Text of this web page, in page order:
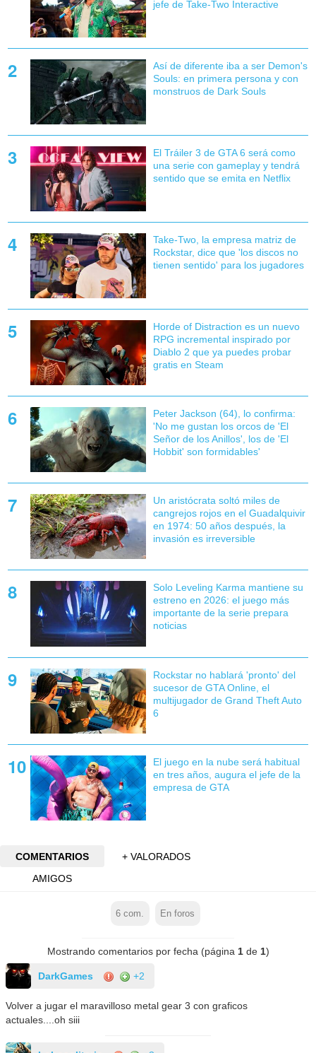
jefe de Take-Two Interactive
Así de diferente iba a ser Demon's
Souls: en primera persona y con
monstruos de Dark Souls
El Tráiler 3 de GTA 6 será como
una serie con gameplay y tendrá
sentido que se emita en Netflix
Take-Two, la empresa matriz de
Rockstar, dice que 'los discos no
tienen sentido' para los jugadores
Horde of Distraction es un nuevo
RPG incremental inspirado por
Diablo 2 que ya puedes probar
gratis en Steam
Peter Jackson (64), lo confirma:
'No me gustan los orcos de 'El
Señor de los Anillos', los de 'El
Hobbit' son formidables'
Un aristócrata soltó miles de
cangrejos rojos en el Guadalquivir
en 1974: 50 años después, la
invasión es irreversible
Solo Leveling Karma mantiene su
estreno en 2026: el juego más
importante de la serie prepara
noticias
Rockstar no hablará 'pronto' del
sucesor de GTA Online, el
multijugador de Grand Theft Auto
6
El juego en la nube será habitual
en tres años, augura el jefe de la
empresa de GTA
COMENTARIOS
+ VALORADOS
AMIGOS
6 com. En foros
Mostrando comentarios por fecha (página 1de 1)
DarkGames +2
Volver a jugar el maravilloso metal gear 3 con graficos
actuales....oh siii